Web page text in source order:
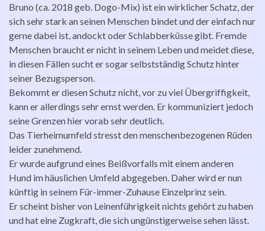
Bruno (ca. 2018 geb. Dogo-Mix) ist ein wirklicher Schatz, der
sich sehr stark an seinen Menschen bindet und der einfach nur
gerne dabei ist, andockt oder Schlabberküsse gibt. Fremde
Menschen braucht er nicht in seinem Leben und meidet diese,
in diesen Fällen sucht er sogar selbstständig Schutz hinter
seiner Bezugsperson.
Bekommt er diesen Schutz nicht, vor zu viel Übergriffigkeit,
kann er allerdings sehr ernst werden. Er kommuniziert jedoch
seine Grenzen hier vorab sehr deutlich.
Das Tierheimumfeld stresst den menschenbezogenen Rüden
leider zunehmend.
Er wurde aufgrund eines Beißvorfalls mit einem anderen
Hund im häuslichen Umfeld abgegeben. Daher wird er nun
künftig in seinem Für-immer-Zuhause Einzelprinz sein.
Er scheint bisher von Leinenführigkeit nichts gehört zu haben
und hat eine Zugkraft, die sich ungünstigerweise sehen lässt.